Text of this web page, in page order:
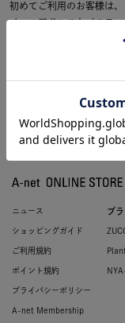
初めてご利用のお客様は
メールアドレスとパスワ
ニュース
ショッピングガイド
ご利用規約
ポイント規約
プライバシーポリシー
A-net Membership
ブ